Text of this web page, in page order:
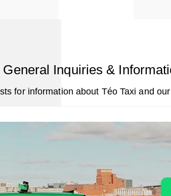
General Inquiries &
for information about Téo Taxi and